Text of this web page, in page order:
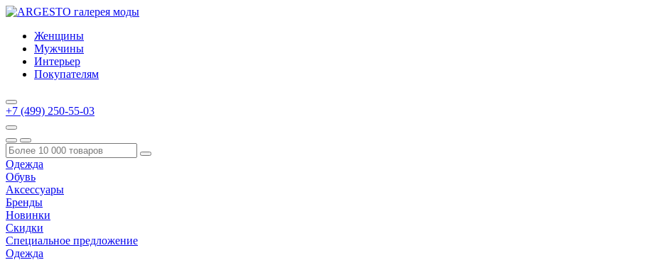
Женщины
Мужчины
Интерьер
Покупателям
+7 (499) 250-55-03
Одежда
Обувь
Аксессуары
Бренды
Новинки
Скидки
Специальное предложение
Одежда